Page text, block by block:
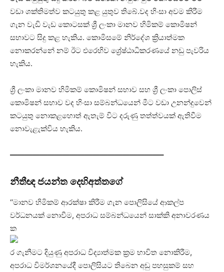
වඩා ශක්තිමත්ව කටයුතු කළ යුතුව තිබේ.වද හිංසා අවම කිරීම
ගැන වැඩි වැඩ කොටසක් ශ්‍රී ලංකා මානව හිමිකම් කොමිෂන්
සභාවට සිදු කළ හැකිය. කොමිසමේ නිර්දේශ ක්‍රියාත්මක
නොකරන්නේ නම් ඊට එරෙහිව ශ්‍රේෂ්ඨාධිකරණයේ නඩු පැවරිය
හැකිය.
ශ්‍රී ලංකා මානව හිමිකම් කොමිෂන් සභාව සහ ශ්‍රී ලංකා පොලිස්
කොමිෂන් සභාව වද හිංසා සම්බන්ධයෙන් මීට වඩා උනන්දුවෙන්
කටයුතු නොකළහොත් ඇතැම් විට දරුණු තත්ත්වයක් ඇතිවීම
නොවැළැක්විය හැකිය.
————————————————————–
නීතීඥ ජයන්ත දෙහිඅත්තගේ
‘‘මානව හිමිකම් ආරක්ෂා කිරීම ගැන පොලිසියේ ආකල්ප
වර්ධනයක් නොවීම, අපරාධ සම්බන්ධයෙන් සාක්කි අනාවරණය
ක
ර ගැනීමට දියුණු අපරාධ විද්‍යාත්මක ක්‍රම භාවිත නොකිරීම,
අපරාධ විමර්ශනයේදී පොලිසියට තිබෙන අඩු පහසුකම් සහ